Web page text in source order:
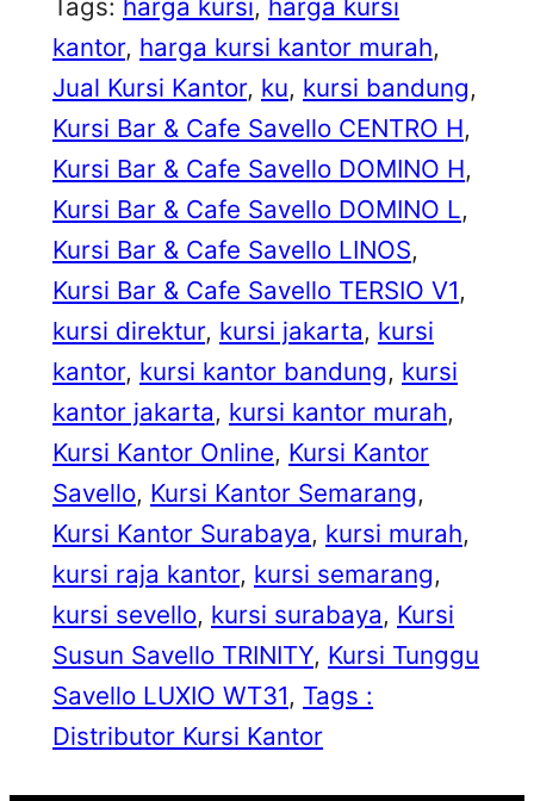
Tags: harga kursi, harga kursi
kantor, harga kursi kantor murah
Jual Kursi Kantor, ku, kursi bandung
Kursi Bar & Cafe Savello CENTRO H
Kursi Bar & Cafe Savello DOMINO H
Kursi Bar & Cafe Savello DOMINO L
Kursi Bar & Cafe Savello LINOS
Kursi Bar & Cafe Savello TERSIO V1
kursi direktur, kursi jakarta, kursi
kantor, kursi kantor bandung, kursi
kantor jakarta, kursi kantor murah
Kursi Kantor Online, Kursi Kantor
Savello, Kursi Kantor Semarang
Kursi Kantor Surabaya, kursi murah
kursi raja kantor, kursi semarang
kursi sevello, kursi surabaya, Kursi
Susun Savello TRINITY, Kursi Tunggu
Savello LUXIO WT31, Tags :
Distributor Kursi Kantor